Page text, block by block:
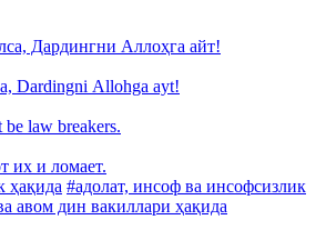
Дардингни Аллоҳга айт!
Dardingni Аllohga ayt!
law breakers.
их и ломает.
ҳақида #адолат, инсоф ва инсофсизлик
авом дин вакиллари ҳақида